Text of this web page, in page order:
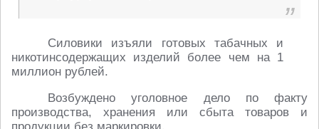
Силовики изъяли готовых табачных и
никотинсодержащих изделий более чем на 1
миллион рублей.
Возбуждено уголовное дело по факту
производства, хранения или сбыта товаров и